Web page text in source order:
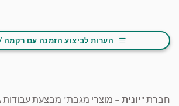
הערות לביצוע הזמנה עם
חברת "יונית – מוצרי מגבת" מבצעת עבודות